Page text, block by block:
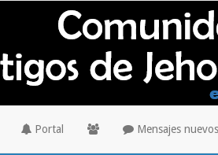
Portal Mensajes nuevos